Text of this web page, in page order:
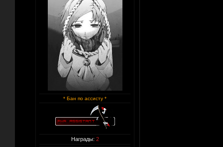
* Бан по ассисту *
Награды: 2